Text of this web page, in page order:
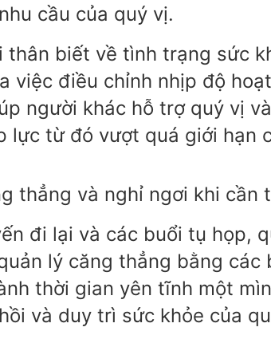
cầu của quý vị.
thân biết về tình trạng sức
việc điều chỉnh nhịp độ
người khác hỗ trợ quý vị
lực từ đó vượt quá giới hạn
thẳng và nghỉ ngơi khi cần
đi lại và các buổi tụ họp,
lý căng thẳng bằng các
thời gian yên tĩnh một
và duy trì sức khỏe của